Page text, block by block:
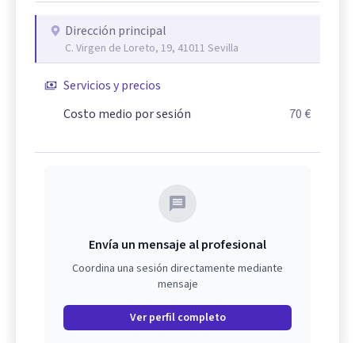
Dirección principal
C. Virgen de Loreto, 19, 41011 Sevilla
Servicios y precios
Costo medio por sesión
70 €
Envía un mensaje al profesional
Coordina una sesión directamente mediante
mensaje
Ver perfil completo